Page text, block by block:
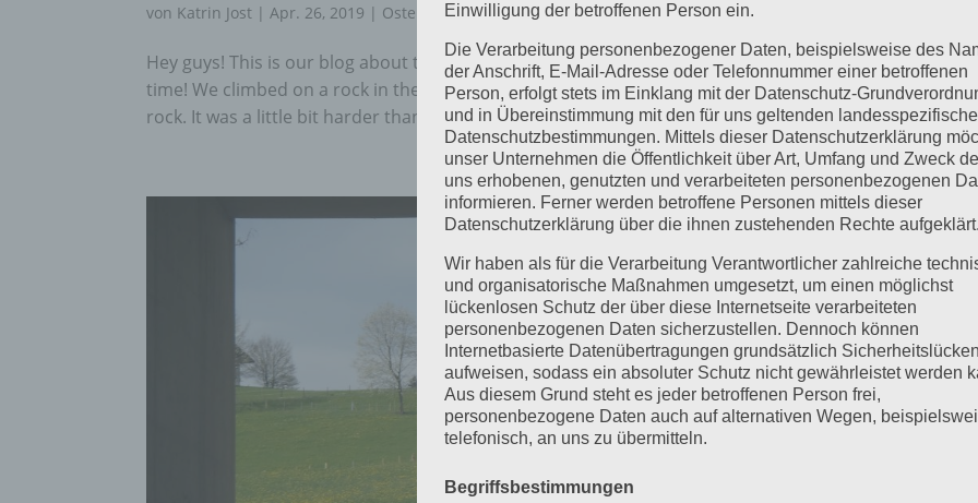
von Katrin Jost |Apr. 26, 2019 | Ostercamp
Hey guys! This is our blog about the 4th day in the week. Today we went climbing. Not tree-climbing
time! We climbed on a rock in the mountains. We walked for an hour and a half to get to the climbing
rock. It was a little bit harder than climbing on a tree....
Einwilligung der betroffenen Person ein.
Die Verarbeitung personenbezogener Daten, beispielsweise des
der Anschrift, E-Mail-Adresse oder Telefonnummer einer betroffenen
Person, erfolgt stets im Einklang mit der Datenschutz-
und in Übereinstimmung mit den für uns geltenden
Datenschutzbestimmungen. Mittels dieser Datenschutzerklärung
unser Unternehmen die Öffentlichkeit über Art, Umfang und Zweck
uns erhobenen, genutzten und verarbeiteten personenbezogenen
informieren. Ferner werden betroffene Personen mittels dieser
Datenschutzerklärung über die ihnen zustehenden Rechte aufgeklärt.
Wir haben als für die Verarbeitung Verantwortlicher zahlreiche
und organisatorische Maßnahmen umgesetzt, um einen möglichst
lückenlosen Schutz der über diese Internetseite verarbeiteten
personenbezogenen Daten sicherzustellen. Dennoch können
Internetbasierte Datenübertragungen grundsätzlich Sicherheitslücken
aufweisen, sodass ein absoluter Schutz nicht gewährleistet werden
Aus diesem Grund steht es jeder betroffenen Person frei,
personenbezogene Daten auch auf alternativen Wegen,
telefonisch, an uns zu übermitteln.
Begriffsbestimmungen